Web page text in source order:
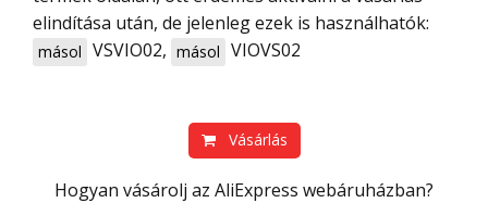
elindítása után, de jelenleg ezek is használhatók:
másol VSVIO02, másol VIOVS02
Vásárlás
Hogyan vásárolj az AliExpress webáruházban?